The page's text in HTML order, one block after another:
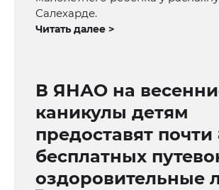
Салехарде.
Читать далее >
В ЯНАО на
каникулы детям
предоставят почти
бесплатных
оздоровительные